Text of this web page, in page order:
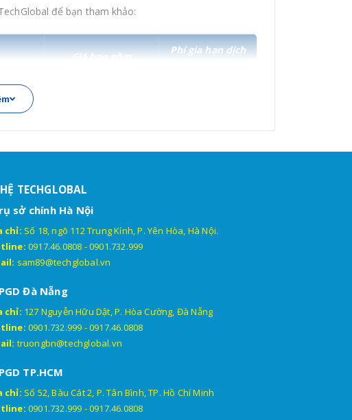
để bạn tham khảo:
Giá bao gồm
Phí gia hạn dịch
- Phí dịch vụ GPS
600.000đ/bộ/năm
- Thiết bị cứng + các
phụ kiện.
- Sim 4G 1 năm (tặng
kèm)
theo gói mua hàng
600.000đ/bộ/năm
- Thiết bị cứng + các
phụ kiện.
- Sim 4G 1 năm (tặng
kèm)
theo gói mua hàng
- Thiết bị cứng + các
phụ kiện.
TECHGLOBAL
sở chính Hà Nội
chỉ: Số 18, ngõ 112 Trung Kính, P. Yên Hòa, Hà Nội.
0917.46.0808 -0901.732.999
sam89@techglobal.vn
Đà Nẵng
chỉ: 127 Nguyễn Hữu Dật, P. Hòa Cường, Đà Nẵng
0901.732.999 -0917.46.0808
truongbn@techglobal.vn
TP.HCM
chỉ: Số 52, Bàu Cát 2, P. Tân Bình, TP. Hồ Chí Minh
0901.732.999 -0917.46.0808